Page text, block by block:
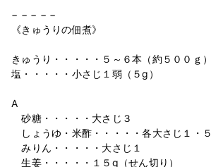
− − − − −
《きゅうりの佃煮》
きゅうり・・・・・５～６本（約５００ｇ）
塩・・・・・小さじ１弱（５g）
A
砂糖・・・・・大さじ３
しょうゆ・米酢・・・・・各大さじ１・５
みりん・・・・・大さじ１
生姜・・・・・１５g（せん切り）